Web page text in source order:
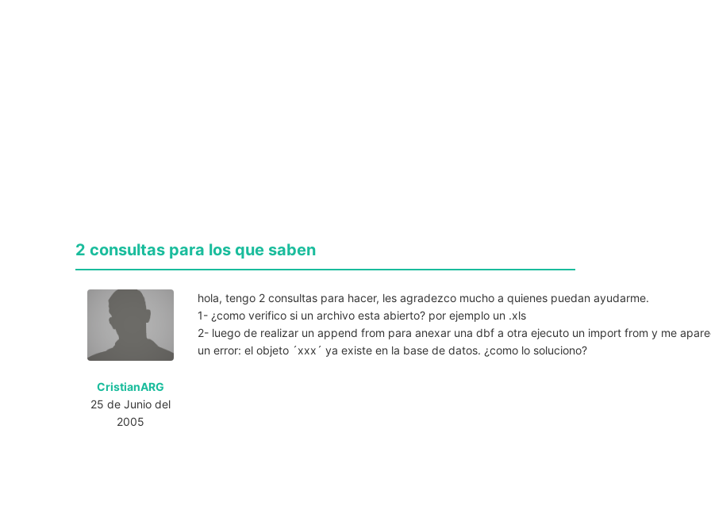
2 consultas para los que saben
CristianARG
25 de Junio del
2005
hola, tengo 2 consultas para hacer, les agradezco mucho a quienes puedan ayudarme.
1- ¿como verifico si un archivo esta abierto? por ejemplo un .xls
2- luego de realizar un append from para anexar una dbf a otra ejecuto un import from y me
un error: el objeto ´xxx´ ya existe en la base de datos. ¿como lo soluciono?